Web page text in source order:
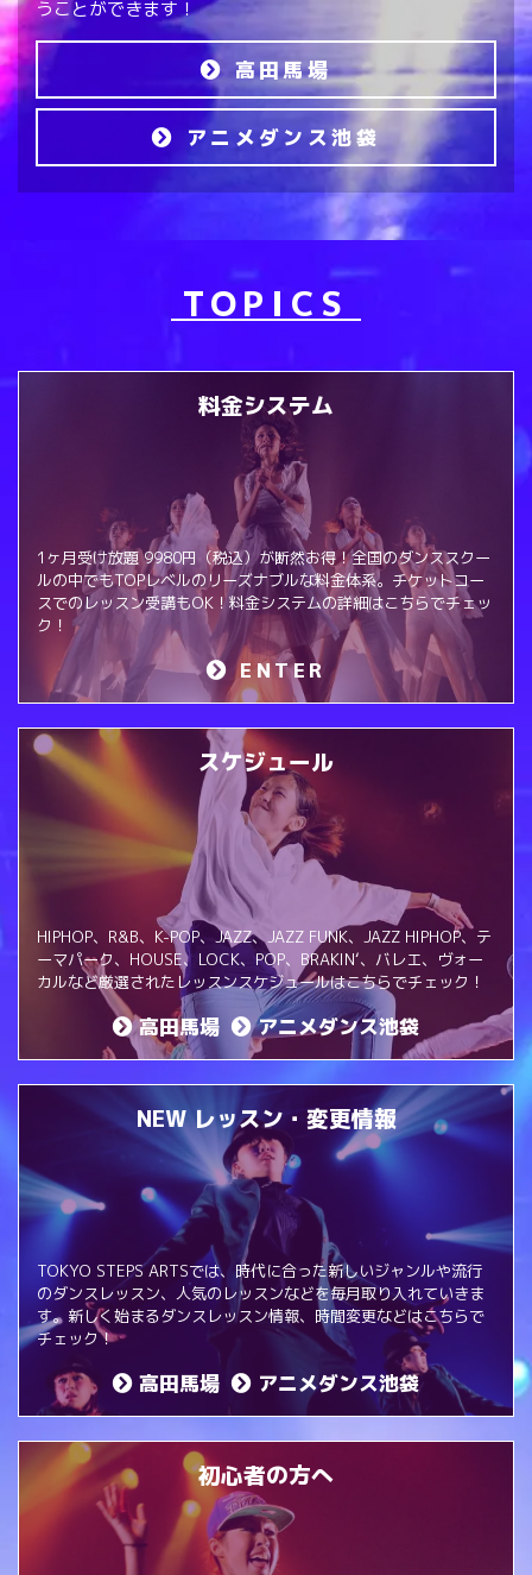
うことができます！
高田馬場
アニメダンス池袋
TOPICS
料金システム
1ヶ月受け放題 9980円（税込）が断然お得！全国のダンススクー
ルの中でもTOPレベルのリーズナブルな料金体系。チケットコー
スでのレッスン受講もOK！料金システムの詳細はこちらでチェッ
ク！
ENTER
スケジュール
HIPHOP、R&B、K-POP、JAZZ、JAZZ FUNK、JAZZ HIPHOP、テ
ーマパーク、HOUSE、LOCK、POP、BRAKIN‘、バレエ、ヴォー
カルなど厳選されたレッスンスケジュールはこちらでチェック！
高田馬場 アニメダンス池袋
NEW レッスン・変更情報
TOKYO STEPS ARTSでは、時代に合った新しいジャンルや流行
のダンスレッスン、人気のレッスンなどを毎月取り入れていきま
す。新しく始まるダンスレッスン情報、時間変更などはこちらで
チェック！
高田馬場 アニメダンス池袋
初心者の方へ